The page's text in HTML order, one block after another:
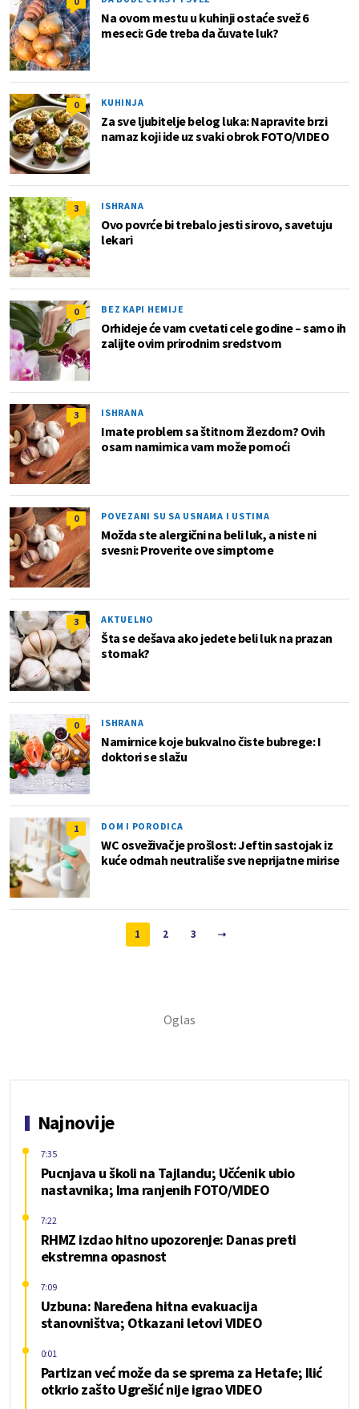
Na ovom mestu u kuhinji ostaće svež 6
meseci: Gde treba da čuvate luk?
0 KUHINJA
Za sve ljubitelje belog luka: Napravite brzi
namaz koji ide uz svaki obrok FOTO/VIDEO
3 ISHRANA
Ovo povrće bi trebalo jesti sirovo, savetuju
lekari
0 BEZ KAPI HEMIJE
Orhideje će vam cvetati cele godine – samo ih
zalijte ovim prirodnim sredstvom
3 ISHRANA
Imate problem sa štitnom žlezdom? Ovih
osam namirnica vam može pomoći
0 POVEZANI SU SA USNAMA I USTIMA
Možda ste alergični na beli luk, a niste ni
svesni: Proverite ove simptome
3 AKTUELNO
Šta se dešava ako jedete beli luk na prazan
stomak?
0 ISHRANA
Namirnice koje bukvalno čiste bubrege: I
doktori se slažu
1 DOM I PORODICA
WC osveživač je prošlost: Jeftin sastojak iz
kuće odmah neutrališe sve neprijatne mirise
1 2 3
Najnovije
Pucnjava u školi na Tajlandu; Učćenik ubio
nastavnika; Ima ranjenih FOTO/VIDEO
7:35
RHMZ izdao hitno upozorenje: Danas preti
ekstremna opasnost
7:22
Uzbuna: Naređena hitna evakuacija
stanovništva; Otkazani letovi VIDEO
7:09
Partizan već može da se sprema za Hetafe; Ilić
otkrio zašto Ugrešić nije igrao VIDEO
0:01